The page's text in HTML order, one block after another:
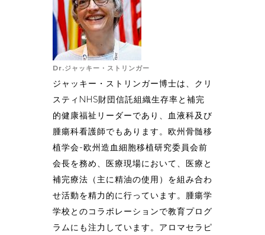
Dr.ジャッキー・ストリンガー
ジャッキー・ストリンガー博士は、クリ
スティNHS財団信託組織生存率と補完
的健康福祉リーダーであり、血液科及び
腫瘍科看護師でもあります。欧州骨髄移
植学会-欧州造血細胞移植研究委員会前
会長を務め、医療現場において、医療と
補完療法（主に精油の使用）を組み合わ
せ活動を精力的に行っています。腫瘍学
学校とのコラボレーションで教育プログ
ラムにも注力しています。アロマセラピ